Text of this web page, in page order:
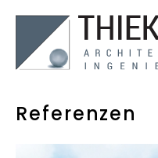
Referenzen